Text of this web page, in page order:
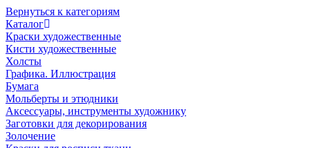
Вернуться к категориям
Каталог
Краски художественные
Кисти художественные
Холсты
Графика. Иллюстрация
Бумага
Мольберты и этюдники
Аксессуары, инструменты художнику
Заготовки для декорирования
Золочение